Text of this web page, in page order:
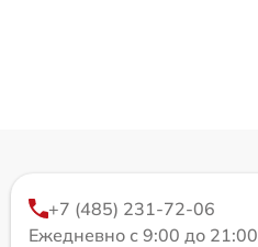
+7 (485) 231-72-06
Ежедневно с 9:00 до 21:00